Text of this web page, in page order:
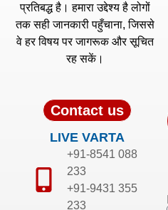
प्रतिबद्ध है। हमारा उद्देश्य है लोगों
तक सही जानकारी पहुँचाना, जिससे
वे हर विषय पर जागरूक और सूचित
रह सकें।
Contact us
LIVE VARTA
+91-8541 088
233
+91-9431 355
233